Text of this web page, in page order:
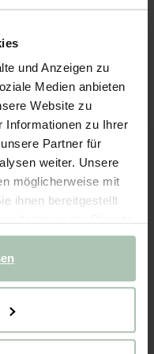
und Anzeigen zu
Medien anbieten
Website zu
Informationen zu Ihrer
Partner für
weiter. Unsere
möglicherweise mit
ihnen bereitgestellt
small - grün
11.96/ 4 Stk.